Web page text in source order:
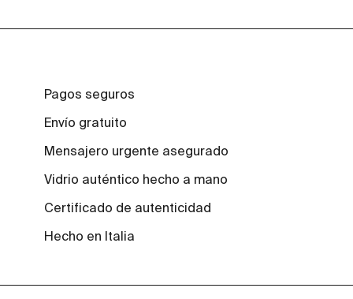
Pagos seguros
Envío gratuito
Mensajero urgente asegurado
Vidrio auténtico hecho a mano
Certificado de autenticidad
Hecho en Italia